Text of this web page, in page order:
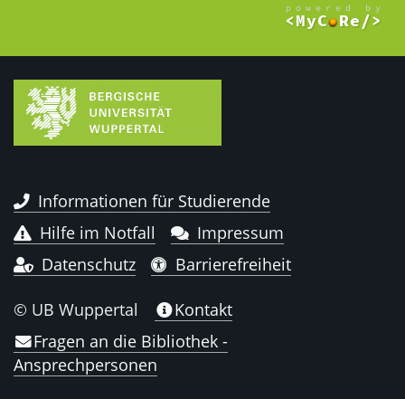
Informationen für Studierende
Hilfe im Notfall
Impressum
Datenschutz
Barrierefreiheit
© UB Wuppertal
Kontakt
Fragen an die Bibliothek -
Ansprechpersonen